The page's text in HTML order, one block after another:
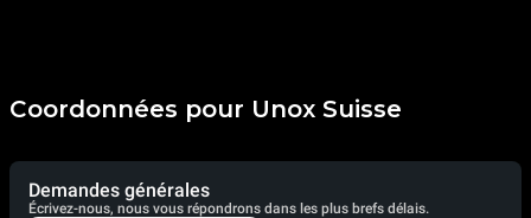
Coordonnées pour Unox Suisse
Demandes générales
Écrivez-nous, nous vous répondrons dans les plus brefs délais.